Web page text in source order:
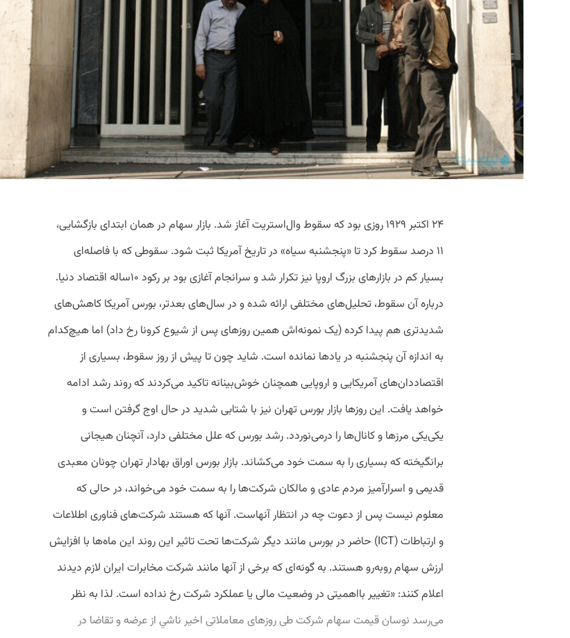
۲۴ اکتبر ۱۹۲۹ روزی بود که سقوط وال‌استریت آغاز شد. بازار سهام در همان ابتدای بازگشایی،
۱۱ درصد سقوط کرد تا «پنجشنبه سیاه» در تاریخ آمریکا ثبت شود. سقوطی که با فاصله‌ای
بسیار کم در بازارهای بزرگ اروپا نیز تکرار شد و سرانجام آغازی بود بر رکود ۱۰ساله اقتصاد دنیا.
درباره آن سقوط، تحلیل‌های مختلفی ارائه شده و در سال‌های بعدتر، بورس آمریکا کاهش‌های
شدیدتری هم پیدا کرده (یک نمونه‌اش همین روزهای پس از شیوع کرونا رخ داد) اما هیچ‌کدام
به اندازه آن پنجشنبه در یادها نمانده‌ است. شاید چون تا پیش از روز سقوط، بسیاری از
اقتصاددان‌های آمریکایی و اروپایی همچنان خوش‌بینانه تاکید می‌کردند که روند رشد ادامه
خواهد یافت. این روزها بازار بورس تهران نیز با شتابی شدید در حال اوج گرفتن است و
یکی‌یکی مرزها و کانال‌ها را درمی‌نوردد. رشد بورس که علل مختلفی دارد، آنچنان هیجانی
برانگیخته که بسیاری را به سمت خود می‌کشاند. بازار بورس اوراق بهادار تهران چونان معبدی
قدیمی و اسرار‌آمیز مردم عادی و مالکان شرکت‌ها را به سمت خود می‌خواند، در حالی که
معلوم نیست پس از دعوت چه در انتظار آنهاست. آنها که هستند شرکت‌های فناوری اطلاعات
و ارتباطات (ICT‌) حاضر در بورس مانند دیگر شرکت‌ها تحت تاثیر این روند این ماه‌ها با افزایش
ارزش سهام روبه‌رو هستند. به گونه‌ای که برخی از آنها مانند شرکت مخابرات ایران لازم دیدند
اعلام کنند: «تغییر بااهمیتی در وضعیت مالی یا عملکرد شرکت رخ نداده است. لذا به نظر
می‌رسد نوسان قیمت سهام شرکت طی روزهای معاملاتی اخیر ناشي از عرضه و تقاضا در